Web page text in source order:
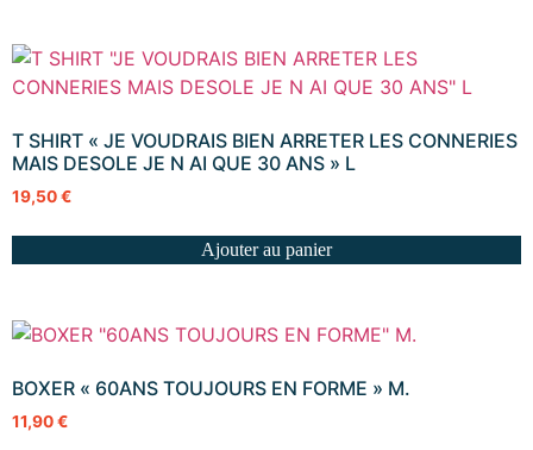
T SHIRT « JE VOUDRAIS BIEN ARRETER LES CONNERIES
MAIS DESOLE JE N AI QUE 30 ANS » L
19,50€
Ajouter au panier
BOXER « 60ANS TOUJOURS EN FORME » M.
11,90€